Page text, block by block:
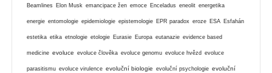
Beamlines Elon Musk emancipace žen emoce Enceladus eneolit energetika
energie entomologie epidemiologie epistemologie EPR paradox eroze ESA Esfahán
estetika etika etnologie etologie Eurasie Europa eutanazie evidence based
medicine evoluce evoluce člověka evoluce genomu evoluce hvězd evoluce
parasitismu evoluce virulence evoluční biologie evoluční psychologie evoluční